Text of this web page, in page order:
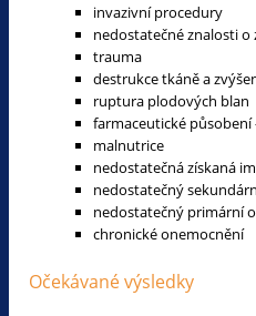
invazivní procedury
nedostatečné znalosti
trauma
destrukce tkáně a
ruptura plodových blan
farmaceutické
malnutrice
nedostatečná získaná
nedostatečný
nedostatečný primární
chronické onemocnění
Očekávané výsledky